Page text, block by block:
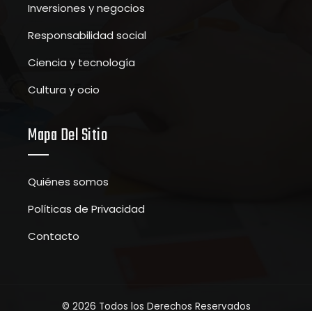
Inversiones y negocios
Responsabilidad social
Ciencia y tecnología
Cultura y ocio
Mapa Del Sitio
Quiénes somos
Políticas de Privacidad
Contacto
© 2026 Todos los Derechos Reservados